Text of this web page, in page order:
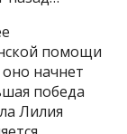
помощи
начнет
победа
Лилия